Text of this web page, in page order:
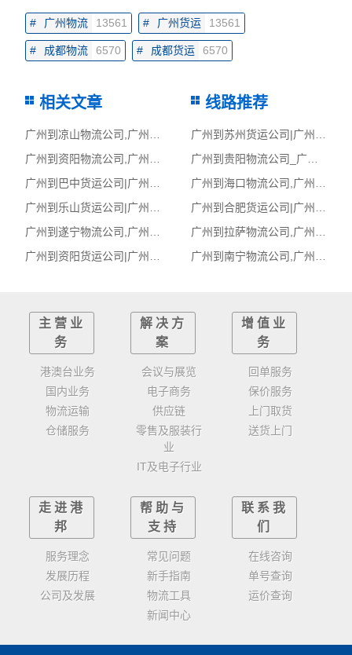
# 广州物流 13561 # 广州货运 13561
# 成都物流 6570 # 成都货运 6570
相关文章
广州到凉山物流公司,广州物流到凉山,广州至凉山物流专线
广州到资阳物流公司,广州物流到资阳,广州至资阳物流专线
广州到巴中货运公司|广州到巴中货运专线
广州到乐山货运公司|广州到乐山货运专线
广州到遂宁物流公司,广州物流到遂宁,广州至遂宁物流专线
广州到资阳货运公司|广州到资阳货运专线
线路推荐
广州到苏州货运公司|广州到苏州货运专线
广州到贵阳物流公司_广州到贵阳货运_广州至贵阳物流专线
广州到海口物流公司,广州物流到海口,广州至海口物流专线
广州到合肥货运公司|广州到合肥货运专线
广州到拉萨物流公司,广州物流到拉萨,广州至拉萨物流专线
广州到南宁物流公司,广州物流到南宁,广州至南宁物流专线
主营业
务
港澳台业务
国内业务
物流运输
仓储服务
解决方
案
会议与展览
电子商务
供应链
零售及服装行
业
IT及电子行业
增值业
务
回单服务
保价服务
上门取货
送货上门
走进港
邦
服务理念
发展历程
公司及发展
帮助与
支持
常见问题
新手指南
物流工具
新闻中心
联系我
们
在线咨询
单号查询
运价查询